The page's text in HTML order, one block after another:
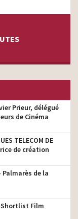
Prieur, délégué
de Cinéma
TELECOM DE
de création
Palmarès de la
Shortlist Film